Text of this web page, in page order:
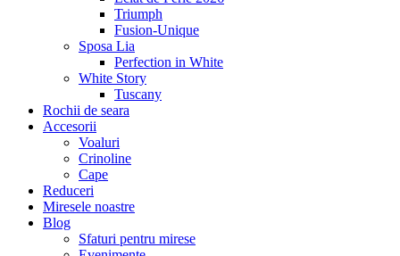
Triumph
Fusion-Unique
Sposa Lia
Perfection in White
White Story
Tuscany
Rochii de seara
Accesorii
Voaluri
Crinoline
Cape
Reduceri
Miresele noastre
Blog
Sfaturi pentru mirese